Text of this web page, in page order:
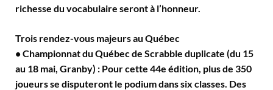
richesse du vocabulaire seront à l’honneur.
Trois rendez-vous majeurs au Québec
• Championnat du Québec de Scrabble duplicate (du 15
au 18 mai, Granby) : Pour cette 44e édition, plus de 350
joueurs se disputeront le podium dans six classes. Des